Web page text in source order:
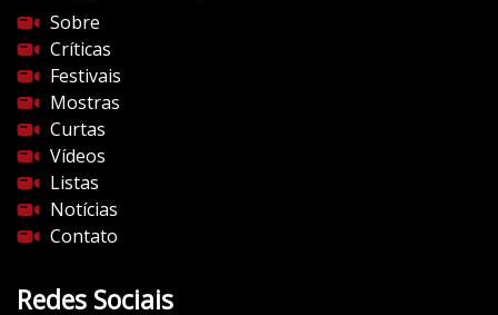
d
o
c
i
n
e
m
a
.
o
Sobre
Críticas
Festivais
Mostras
Curtas
Vídeos
Listas
Notícias
Contato
Redes Sociais